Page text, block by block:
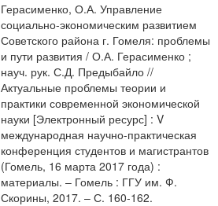
Герасименко, О.А. Управление
социально-экономическим развитием
Советского района г. Гомеля: проблемы
и пути развития / О.А. Герасименко ;
науч. рук. С.Д. Предыбайло //
Актуальные проблемы теории и
практики современной экономической
науки [Электронный ресурс] : V
международная научно-практическая
конференция студентов и магистрантов
(Гомель, 16 марта 2017 года) :
материалы. – Гомель : ГГУ им. Ф.
Скорины, 2017. – С. 160-162.